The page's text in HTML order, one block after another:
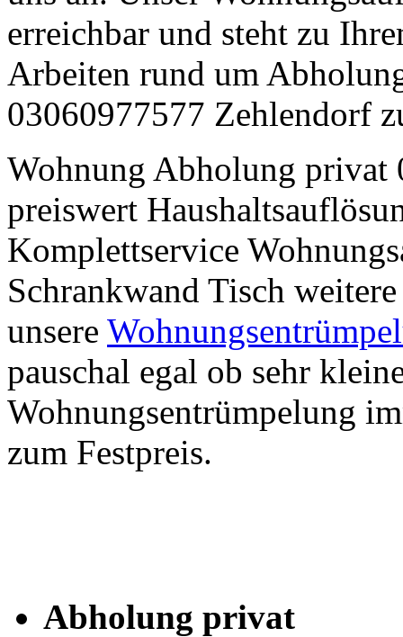
erreichbar und steht zu
Arbeiten rund um
03060977577 Zehlendorf
Wohnung Abholung
preiswert
Komplettservice
Schrankwand Tisch
unsere
pauschal egal ob sehr
Wohnungsentrümpelung
zum Festpreis.
Abholung privat